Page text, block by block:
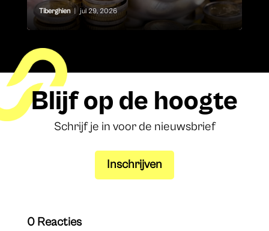
Tiberghien jul 29, 2026
Blijf op de hoogte
Schrijf je in voor de nieuwsbrief
Inschrijven
0 Reacties